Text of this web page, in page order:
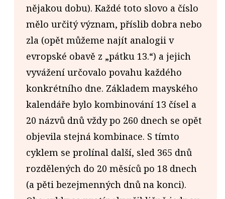
nějakou dobu). Každé toto slovo a číslo
mělo určitý význam, příslib dobra nebo
zla (opět můžeme najít analogii v
evropské obavě z „pátku 13.“) a jejich
vyvážení určovalo povahu každého
konkrétního dne. Základem mayského
kalendáře bylo kombinování 13 čísel a
20 názvů dnů vždy po 260 dnech se opět
objevila stejná kombinace. S tímto
cyklem se prolínal další, sled 365 dnů
rozdělených do 20 měsíců po 18 dnech
(a pěti bezejmenných dnů na konci).